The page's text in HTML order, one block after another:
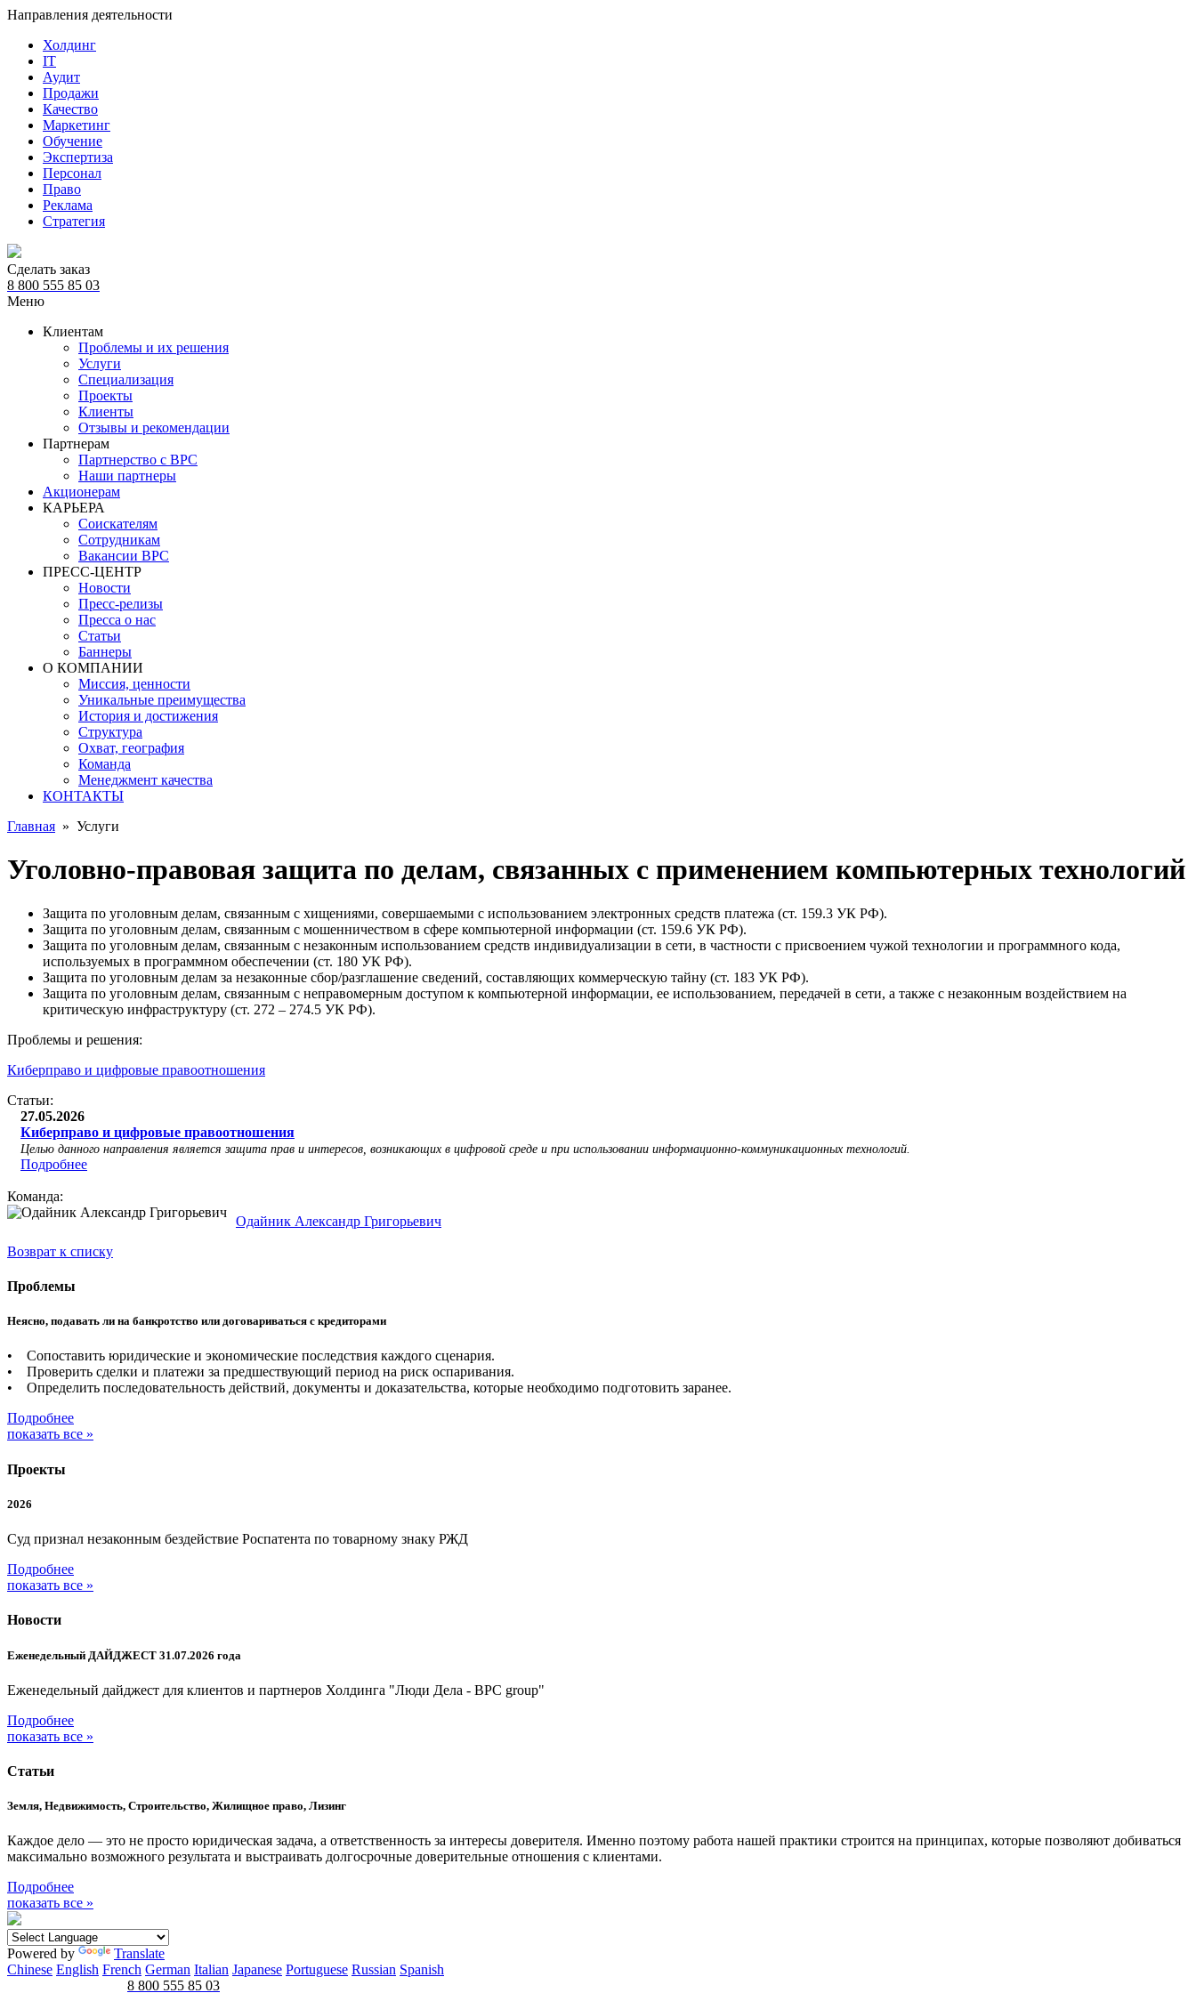
Направления деятельности
Холдинг
IT
Аудит
Продажи
Качество
Маркетинг
Обучение
Экспертиза
Персонал
Право
Реклама
Стратегия
Сделать заказ
8 800 555 85 03
Меню
Клиентам
Проблемы и их решения
Услуги
Специализация
Проекты
Клиенты
Отзывы и рекомендации
Партнерам
Партнерство с BPC
Наши партнеры
Акционерам
КАРЬЕРА
Соискателям
Сотрудникам
Вакансии BPC
ПРЕСС-ЦЕНТР
Новости
Пресс-релизы
Пресса о нас
Статьи
Баннеры
О КОМПАНИИ
Миссия, ценности
Уникальные преимущества
История и достижения
Структура
Охват, география
Команда
Менеджмент качества
КОНТАКТЫ
Главная » Услуги
Уголовно-правовая защита по делам, связанных с применением компьютерных технологий
Защита по уголовным делам, связанным с хищениями, совершаемыми с использованием электронных средств платежа (ст. 159.3 УК РФ).
Защита по уголовным делам, связанным с мошенничеством в сфере компьютерной информации (ст. 159.6 УК РФ).
Защита по уголовным делам, связанным с незаконным использованием средств индивидуализации в сети, в частности с присвоением чужой технологии и программного кода,
используемых в программном обеспечении (ст. 180 УК РФ).
Защита по уголовным делам за незаконные сбор/разглашение сведений, составляющих коммерческую тайну (ст. 183 УК РФ).
Защита по уголовным делам, связанным с неправомерным доступом к компьютерной информации, ее использованием, передачей в сети, а также с незаконным воздействием на
критическую инфраструктуру (ст. 272 – 274.5 УК РФ).
Проблемы и решения:
Киберправо и цифровые правоотношения
Статьи:
27.05.2026
Киберправо и цифровые правоотношения
Целью данного направления является защита прав и интересов, возникающих в цифровой среде и при использовании информационно-коммуникационных технологий.
Подробнее
Команда:
Одайник Александр Григорьевич
Возврат к списку
Проблемы
Неясно, подавать ли на банкротство или договариваться с кредиторами
• Сопоставить юридические и экономические последствия каждого сценария.
• Проверить сделки и платежи за предшествующий период на риск оспаривания.
• Определить последовательность действий, документы и доказательства, которые необходимо подготовить заранее.
Подробнее
показать все »
Проекты
2026
Суд признал незаконным бездействие Роспатента по товарному знаку РЖД
Подробнее
показать все »
Новости
Еженедельный ДАЙДЖЕСТ 31.07.2026 года
Еженедельный дайджест для клиентов и партнеров Холдинга "Люди Дела - BPC group"
Подробнее
показать все »
Статьи
Земля, Недвижимость, Строительство, Жилищное право, Лизинг
Каждое дело — это не просто юридическая задача, а ответственность за интересы доверителя. Именно поэтому работа нашей практики строится на принципах, которые позволяют добиваться
максимально возможного результата и выстраивать долгосрочные доверительные отношения с клиентами.
Подробнее
показать все »
Powered by
Translate
Chinese English French German Italian Japanese Portuguese Russian Spanish
8 800 555 85 03